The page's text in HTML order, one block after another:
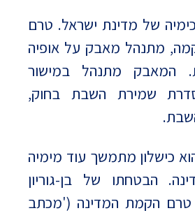
של מדינת ישראל. טרם
מתנהל מאבק על אופיה
המאבק מתנהל במישור
שמירת השבת בחוק,
כישלון מתמשך עוד מימיה
הבטחתו של בן-גוריון
טרם הקמת המדינה ('מכתב